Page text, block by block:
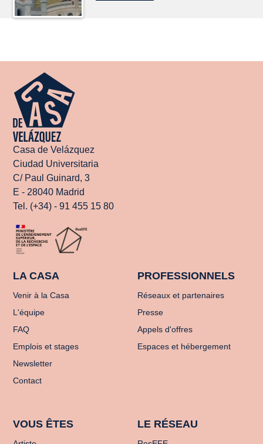
Casa de Velázquez
Ciudad Universitaria
C/ Paul Guinard, 3
E - 28040 Madrid
Tel. (+34) - 91 455 15 80
LA CASA
Venir à la Casa
L'équipe
FAQ
Emplois et stages
Newsletter
Contact
PROFESSIONNELS
Réseaux et partenaires
Presse
Appels d'offres
Espaces et hébergement
VOUS ÊTES LE RÉSEAU